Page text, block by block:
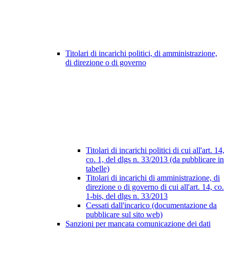
Titolari di incarichi politici, di amministrazione,
di direzione o di governo
Titolari di incarichi politici di cui all'art. 14,
co. 1, del dlgs n. 33/2013 (da pubblicare in
tabelle)
Titolari di incarichi di amministrazione, di
direzione o di governo di cui all'art. 14, co.
1-bis, del dlgs n. 33/2013
Cessati dall'incarico (documentazione da
pubblicare sul sito web)
Sanzioni per mancata comunicazione dei dati